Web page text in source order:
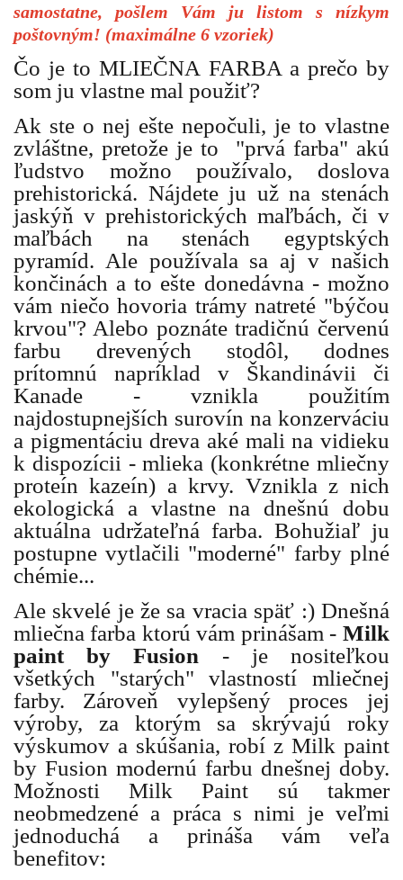
samostatne, pošlem Vám ju listom s nízkym
poštovným! (maximálne 6 vzoriek)
Čo je to MLIEČNA FARBA a prečo by
som ju vlastne mal použiť?
Ak ste o nej ešte nepočuli, je to vlastne
zvláštne, pretože je to "prvá farba" akú
ľudstvo možno používalo, doslova
prehistorická. Nájdete ju už na stenách
jaskýň v prehistorických maľbách, či v
maľbách na stenách egyptských
pyramíd. Ale používala sa aj v našich
končinách a to ešte donedávna - možno
vám niečo hovoria trámy natreté "býčou
krvou"? Alebo poznáte tradičnú červenú
farbu drevených stodôl, dodnes
prítomnú napríklad v Škandinávii či
Kanade - vznikla použitím
najdostupnejších surovín na konzerváciu
a pigmentáciu dreva aké mali na vidieku
k dispozícii - mlieka (konkrétne mliečny
proteín kazeín) a krvy. Vznikla z nich
ekologická a vlastne na dnešnú dobu
aktuálna udržateľná farba. Bohužiaľ ju
postupne vytlačili "moderné" farby plné
chémie...
Ale skvelé je že sa vracia späť :) Dnešná
mliečna farba ktorú vám prinášam - Milk
paint by Fusion - je nositeľkou
všetkých "starých" vlastností mliečnej
farby. Zároveň vylepšený proces jej
výroby, za ktorým sa skrývajú roky
výskumov a skúšania, robí z Milk paint
by Fusion modernú farbu dnešnej doby.
Možnosti Milk Paint sú takmer
neobmedzené a práca s nimi je veľmi
jednoduchá a prináša vám veľa
benefitov: